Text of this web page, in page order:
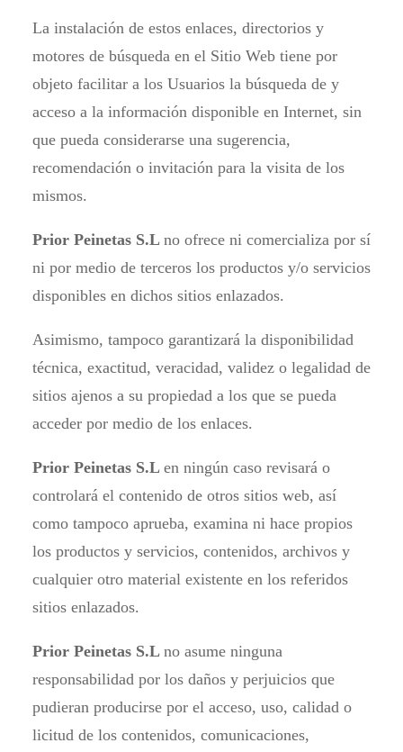
La instalación de estos enlaces, directorios y
motores de búsqueda en el Sitio Web tiene por
objeto facilitar a los Usuarios la búsqueda de y
acceso a la información disponible en Internet, sin
que pueda considerarse una sugerencia,
recomendación o invitación para la visita de los
mismos.
Prior Peinetas S.L no ofrece ni comercializa por sí
ni por medio de terceros los productos y/o servicios
disponibles en dichos sitios enlazados.
Asimismo, tampoco garantizará la disponibilidad
técnica, exactitud, veracidad, validez o legalidad de
sitios ajenos a su propiedad a los que se pueda
acceder por medio de los enlaces.
Prior Peinetas S.L en ningún caso revisará o
controlará el contenido de otros sitios web, así
como tampoco aprueba, examina ni hace propios
los productos y servicios, contenidos, archivos y
cualquier otro material existente en los referidos
sitios enlazados.
Prior Peinetas S.L no asume ninguna
responsabilidad por los daños y perjuicios que
pudieran producirse por el acceso, uso, calidad o
licitud de los contenidos, comunicaciones,